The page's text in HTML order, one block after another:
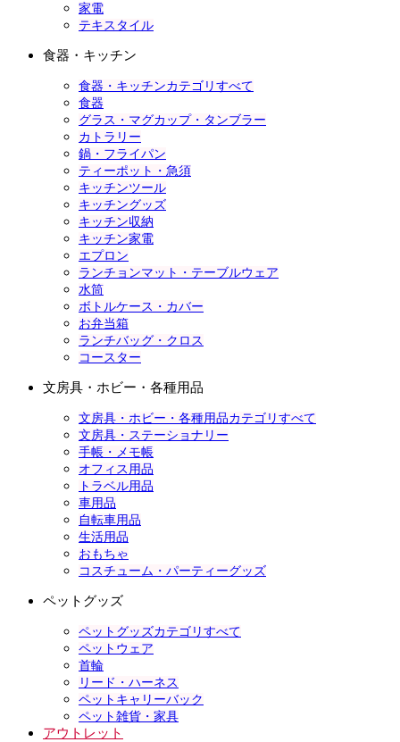
家電
テキスタイル
食器・キッチン
食器・キッチンカテゴリすべて
食器
グラス・マグカップ・タンブラー
カトラリー
鍋・フライパン
ティーポット・急須
キッチンツール
キッチングッズ
キッチン収納
キッチン家電
エプロン
ランチョンマット・テーブルウェア
水筒
ボトルケース・カバー
お弁当箱
ランチバッグ・クロス
コースター
文房具・ホビー・各種用品
文房具・ホビー・各種用品カテゴリすべて
文房具・ステーショナリー
手帳・メモ帳
オフィス用品
トラベル用品
車用品
自転車用品
生活用品
おもちゃ
コスチューム・パーティーグッズ
ペットグッズ
ペットグッズカテゴリすべて
ペットウェア
首輪
リード・ハーネス
ペットキャリーバック
ペット雑貨・家具
アウトレット